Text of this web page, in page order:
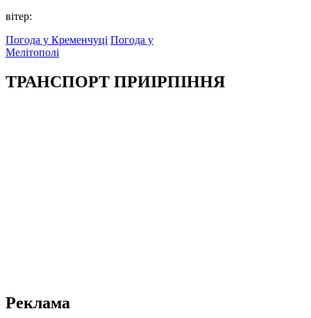
вітер:
Погода у Кременчуці Погода у
Мелітополі
ТРАНСПОРТ ПРИІРПІННЯ
Реклама